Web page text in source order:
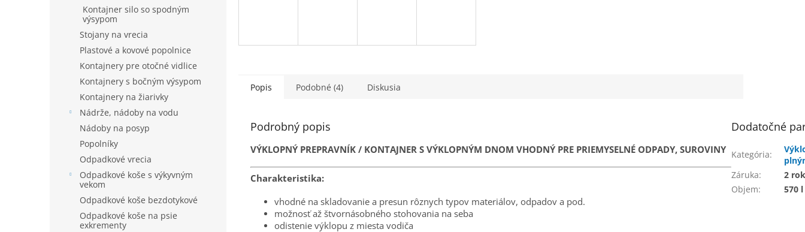
Kontajner silo so spodným
výsypom
Stojany na vrecia
Plastové a kovové popolnice
Kontajnery pre otočné vidlice
Kontajnery s bočným výsypom
Kontajnery na žiarivky
Nádrže, nádoby na vodu
Nádoby na posyp
Popolníky
Odpadkové vrecia
Odpadkové koše s výkyvným
vekom
Odpadkové koše bezdotykové
Odpadkové koše na psie
exkrementy
A
M
O
Popis Podobné (4) Diskusia
Podrobný popis
VÝKLOPNÝ PREPRAVNÍK / KONTAJNER S VÝKLOPNÝM DNOM VHODNÝ PRE PRIEMYSELNÉ ODPADY, SUROVINY
Charakteristika:
vhodné na skladovanie a presun rôznych typov materiálov, odpadov a pod.
možnosť až štvornásobného stohovania na seba
odistenie výklopu z miesta vodiča
Dodatočné
Kategória:
Záruka:
2
Objem: 570 l